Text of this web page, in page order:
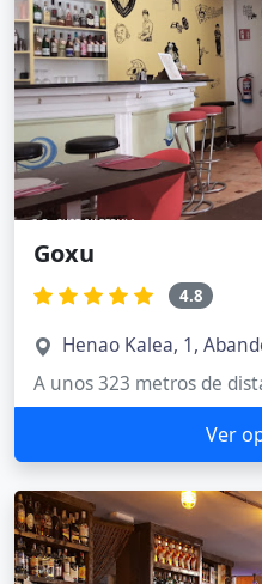
Goxu
4.8
Henao Kalea, 1,
A unos 323 metros de
Ver